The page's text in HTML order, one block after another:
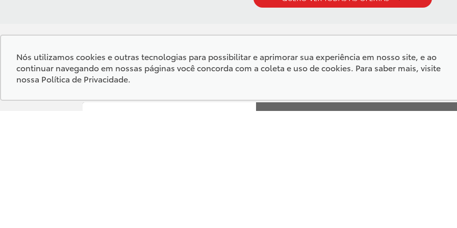
Desacelere, seu bem maior é a vida.
Nós utilizamos cookies e outras tecnologias para possibilitar e aprimorar sua experiência em nosso site, e ao
continuar navegando em nossas páginas você concorda com a coleta e uso de cookies. Para saber mais, visite
nossa Política de Privacidade.